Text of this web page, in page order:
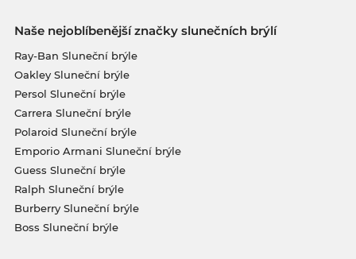
Naše nejoblíbenější značky slunečních brýlí
Ray-Ban Sluneční brýle
Oakley Sluneční brýle
Persol Sluneční brýle
Carrera Sluneční brýle
Polaroid Sluneční brýle
Emporio Armani Sluneční brýle
Guess Sluneční brýle
Ralph Sluneční brýle
Burberry Sluneční brýle
Boss Sluneční brýle